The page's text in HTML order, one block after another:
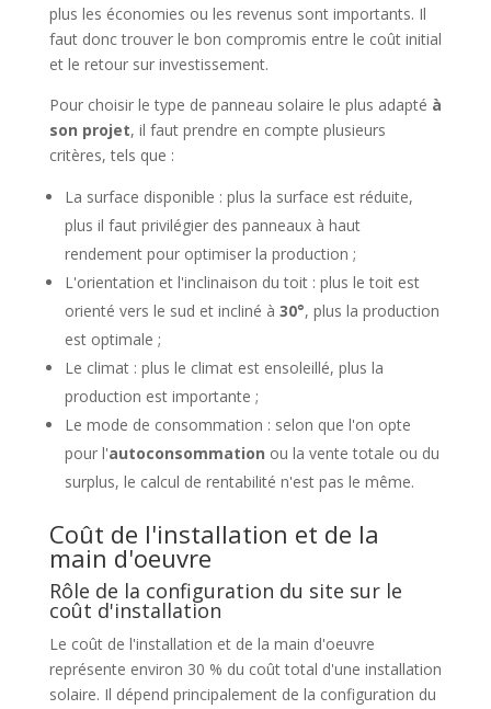
plus les économies ou les revenus sont importants. Il
faut donc trouver le bon compromis entre le coût initial
et le retour sur investissement.
Pour choisir le type de panneau solaire le plus adapté à
son projet, il faut prendre en compte plusieurs
critères, tels que :
La surface disponible : plus la surface est réduite,
plus il faut privilégier des panneaux à haut
rendement pour optimiser la production ;
L'orientation et l'inclinaison du toit : plus le toit est
orienté vers le sud et incliné à 30°, plus la production
est optimale ;
Le climat : plus le climat est ensoleillé, plus la
production est importante ;
Le mode de consommation : selon que l'on opte
pour l'autoconsommation ou la vente totale ou du
surplus, le calcul de rentabilité n'est pas le même.
Coût de l'installation et de la
main d'oeuvre
Rôle de la configuration du site sur le
coût d'installation
Le coût de l'installation et de la main d'oeuvre
représente environ 30 % du coût total d'une installation
solaire. Il dépend principalement de la configuration du